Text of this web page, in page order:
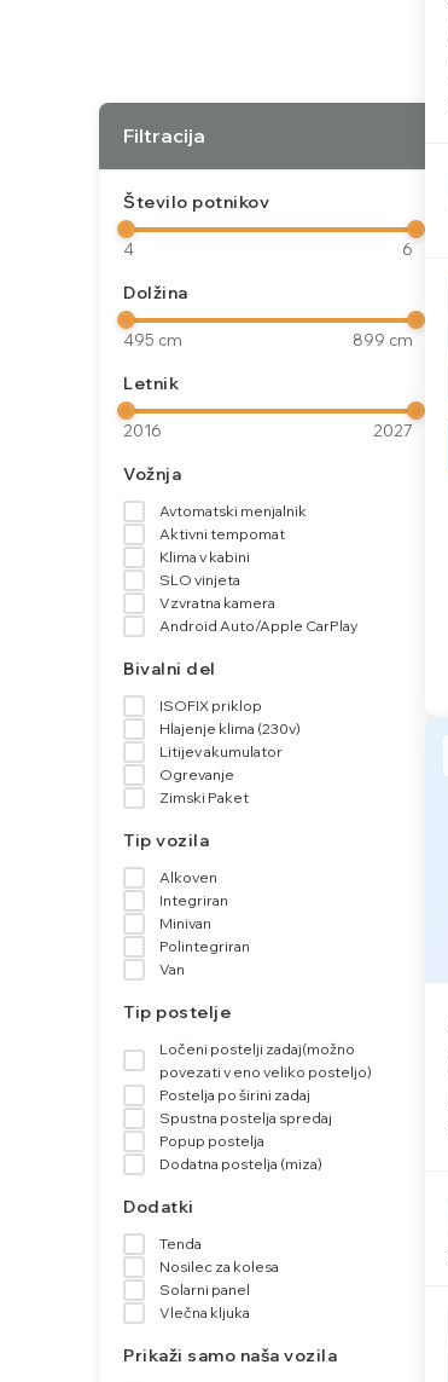
Filtracija
Število potnikov
4 6
Dolžina
495 cm 899 cm
Letnik
2016 2027
Vožnja
Avtomatski menjalnik
Aktivni tempomat
Klima v kabini
SLO vinjeta
Vzvratna kamera
Android Auto/Apple CarPlay
Bivalni del
ISOFIX priklop
Hlajenje klima (230v)
Litijev akumulator
Ogrevanje
Zimski Paket
Tip vozila
Alkoven
Integriran
Minivan
Polintegriran
Van
Tip postelje
Ločeni postelji zadaj(možno
povezati v eno veliko posteljo)
Postelja po širini zadaj
Spustna postelja spredaj
Popup postelja
Dodatna postelja (miza)
Dodatki
Tenda
Nosilec za kolesa
Solarni panel
Vlečna kljuka
Prikaži samo naša vozila